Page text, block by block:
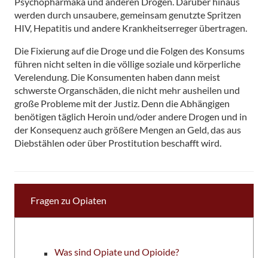
werden durch unsaubere, gemeinsam genutzte Spritzen
HIV, Hepatitis und andere Krankheitserreger übertragen.
Die Fixierung auf die Droge und die Folgen des Konsums
führen nicht selten in die völlige soziale und körperliche
Verelendung. Die Konsumenten haben dann meist
schwerste Organschäden, die nicht mehr ausheilen und
große Probleme mit der Justiz. Denn die Abhängigen
benötigen täglich Heroin und/oder andere Drogen und in
der Konsequenz auch größere Mengen an Geld, das aus
Diebstählen oder über Prostitution beschafft wird.
Fragen zu Opiaten
Was sind Opiate und Opioide?